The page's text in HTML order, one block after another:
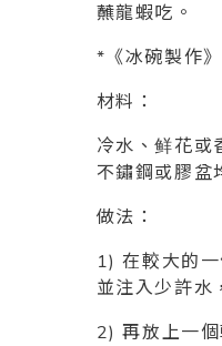
蘸龍蝦吃。
*《冰碗製作》
材料：
冷水、鲜花或
不鏽鋼或膠盆
做法：
1) 在較大的
並注入少許水，
2) 再放上一